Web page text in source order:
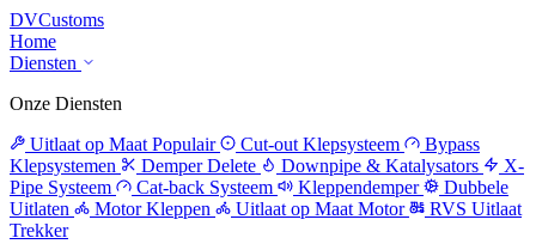
DVCustoms
Home
Diensten
Onze Diensten
Uitlaat op Maat Populair Cut-out Klepsysteem
Bypass
Klepsystemen
Demper Delete Downpipe & Katalysators
X-
Pipe Systeem
Cat-back Systeem Kleppendemper
Dubbele
Uitlaten
Motor Kleppen Uitlaat op Maat Motor
RVS Uitlaat
Trekker